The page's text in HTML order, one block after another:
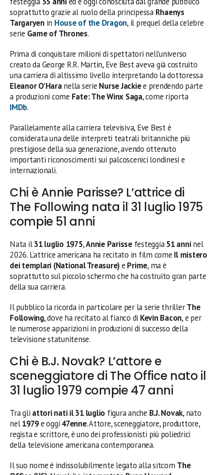
soprattutto grazie al ruolo della principessa Rhaenys
Targaryenin House of the Dragon, il prequel della celebre
serie Game of Thrones.
Prima di conquistare milioni di spettatori nell’universo
creato da George R.R. Martin, Eve Best aveva già costruito
una carriera di altissimo livello interpretando la dottoressa
Eleanor O’Haranella serie Nurse Jackiee prendendo parte
a produzioni come Fate: The Winx Saga, come riporta
IMDb.
Parallelamente alla carriera televisiva, Eve Best è
considerata una delle interpreti teatrali britanniche più
prestigiose della sua generazione, avendo ottenuto
importanti riconoscimenti sui palcoscenici londinesi e
internazionali.
Chi è Annie Parisse? L’attrice di
The Following nata il 31 luglio 1975
compie 51 anni
Nata il31 luglio 1975,Annie Parissefesteggia51 anninel
2026. L’attrice americana ha recitato in film come Il mistero
dei templari (National Treasure)e Prime, ma è
soprattutto sul piccolo schermo che ha costruito gran parte
della sua carriera.
Il pubblico la ricorda in particolare per la serie thrillerThe
Following, dove ha recitato al fianco di Kevin Bacon, e per
le numerose apparizioni in produzioni di successo della
televisione statunitense.
Chi è B.J. Novak? L’attore e
sceneggiatore di The Office nato il
31 luglio 1979 compie 47 anni
Tra gli attori nati il 31 luglio figura anche B.J. Novak, nato
nel1979e oggi 47enne. Attore, sceneggiatore, produttore,
regista e scrittore, è uno dei professionisti più poliedrici
della televisione americana contemporanea.
Il suo nome è indissolubilmente legato alla sitcom The